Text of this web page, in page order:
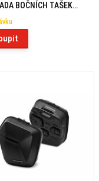
BOČNÍCH TAŠEK